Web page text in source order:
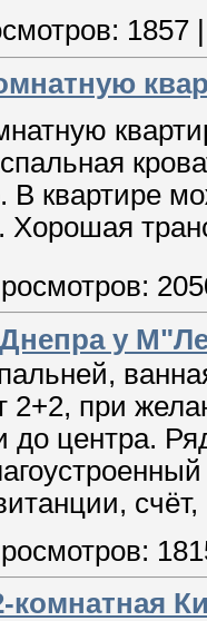
1857
В квартире
Днепра у
2+2, при
центра.
комнатная